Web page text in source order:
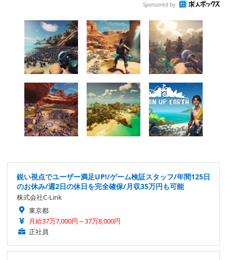
Sponsored by
鋭い視点でユーザー満足UP!/ゲーム検証スタッフ/年間125日
のお休み/週2日の休日を完全確保/月収35万円も可能
株式会社C-Link
東京都
月給37万7,000円～37万8,000円
正社員